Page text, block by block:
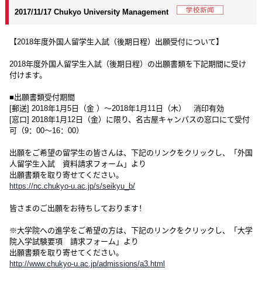
2017/11/17 Chukyo University Management
【2018年度外国人留学生入試（後期日程）出願受付について】
2018年度外国人留学生入試（後期日程）の出願書類を下記期間に受け
付けます。
■出願書類受付期間
[郵送] 2018年1月5日（金 ）～2018年1月11日（木） 消印有効
[窓口] 2018年1月12日（金）に限り、名古屋キャンパスの窓口にて受付
可（9：00～16：00）
出願をご希望の留学生の皆さんは、下記のリンクをクリックし、「外国
人留学生入試 資料請求フォーム」より
出願書類を取り寄せてください。
https://nc.chukyo-u.ac.jp/s/seikyu_b/
皆さまのご出願をお待ちしております！
※大学院への進学をご希望の方は、下記のリンクをクリックし、「大学
院入学試験要項 請求フォーム」より
出願書類を取り寄せてください。
http://www.chukyo-u.ac.jp/admissions/a3.html